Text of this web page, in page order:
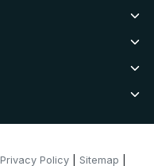
Privacy Policy Sitemap